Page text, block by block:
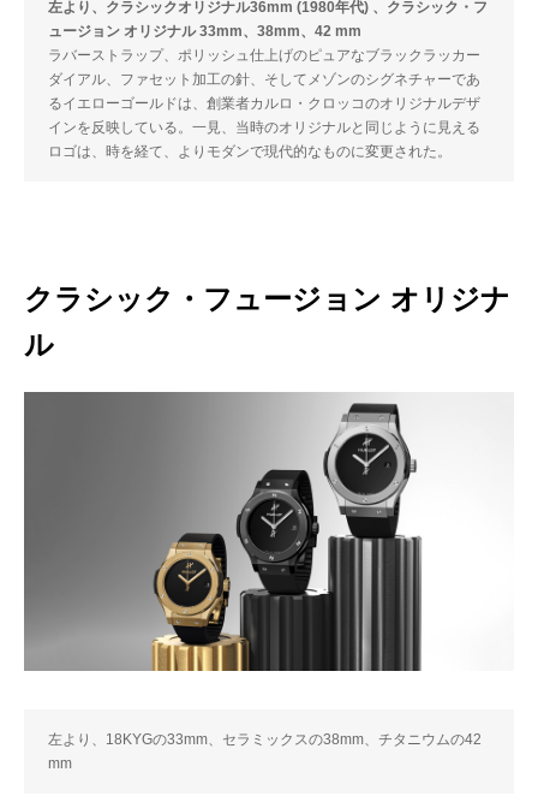
左より、クラシックオリジナル36mm (1980年代) 、クラシック・フ
ュージョン オリジナル 33mm、38mm、42 mm
ラバーストラップ、ポリッシュ仕上げのピュアなブラックラッカー
ダイアル、ファセット加工の針、そしてメゾンのシグネチャーであ
るイエローゴールドは、創業者カルロ・クロッコのオリジナルデザ
インを反映している。一見、当時のオリジナルと同じように見える
ロゴは、時を経て、よりモダンで現代的なものに変更された。
クラシック・フュージョン オリジナ
ル
左より、18KYGの33mm、セラミックスの38mm、チタニウムの42
mm